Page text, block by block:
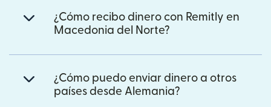
¿Cómo recibo dinero con Remitly en
Macedonia del Norte?
¿Cómo puedo enviar dinero a otros
países desde Alemania?